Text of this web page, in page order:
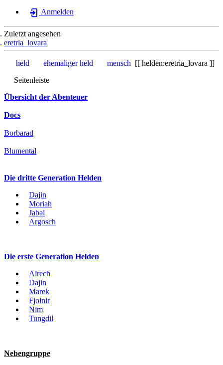
Anmelden
Zuletzt angesehen
eretria_lovara
held ehemaliger held mensch
helden:eretria_lovara
Seitenleiste
Übersicht der Abenteuer
Docs
Borbarad
Blumental
Die dritte Generation Helden
Dajin
Moriah
Jabal
Argosch
Die erste Generation Helden
Alrech
Dajin
Marek
Fjolnir
Nim
Tungdil
Nebengruppe